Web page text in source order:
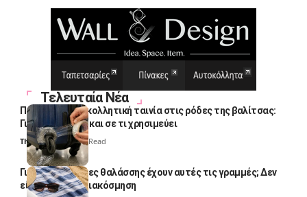
Τελευταία Νέα
Πολλοί βάζουν κολλητική ταινία στις ρόδες της βαλίτσας:
Γιατί το κάνουν και σε τι χρησιμεύει
Thali Ombre4 Min Read
Γιατί οι πετσέτες θαλάσσης έχουν αυτές τις γραμμές; Δεν
είναι μόνο για διακόσμηση